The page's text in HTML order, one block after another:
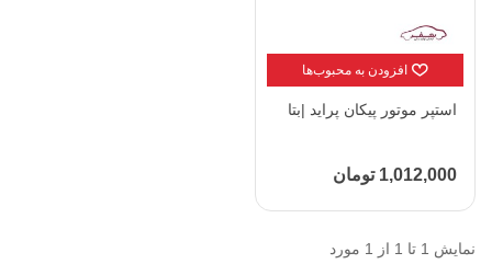
افزودن به محبوب‌ها
استپر موتور پیکان پراید |بتا
1,012,000 تومان
نمایش 1 تا 1 از 1 مورد